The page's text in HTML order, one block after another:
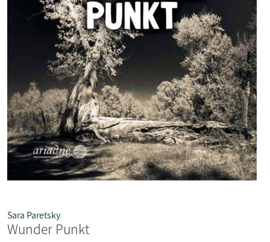
Sara Paretsky
Wunder Punkt